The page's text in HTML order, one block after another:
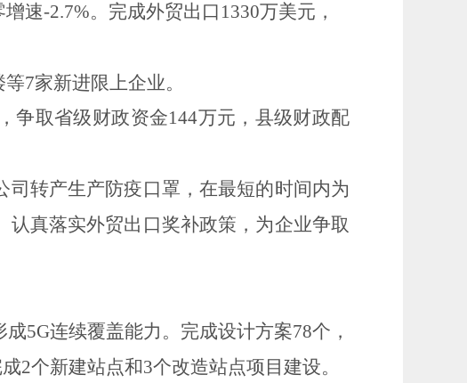
增速-2.7%。 完成外贸出口 1330万美元，
7家新进限上企业。
争取省级财政资金144万元，县级财政配
转产生产防疫口罩，在最短的时间内为
认真落实外贸出口奖补政策，为企业争取
5G连续覆盖能力。完成设计方案78个，
2个新建站点和3个改造站点项目建设。